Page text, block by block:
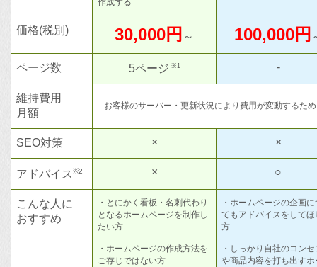
作成する
価格(税別) 30,000円 ～ 100,000円
ページ数 5ページ ※1 -
維持費用
月額
お客様のサーバー・更新状況により費用が変動するた
SEO対策 × ×
アドバイス ※2 × ○
こんな人に
おすすめ
・とにかく看板・名刺代わり
となるホームページを制作し
たい方
・ホームページの作成方法を
ご存じではない方
・ホームページの企画
てもアドバイスをしてほ
方
・しっかり自社のコン
や商品内容を打ち出すホ